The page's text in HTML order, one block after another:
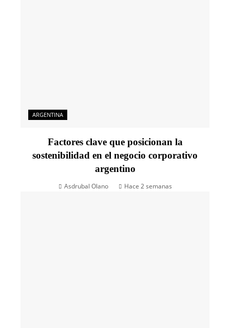
ARGENTINA
Factores clave que posicionan la
sostenibilidad en el negocio corporativo
argentino
Asdrubal Olano Hace 2 semanas